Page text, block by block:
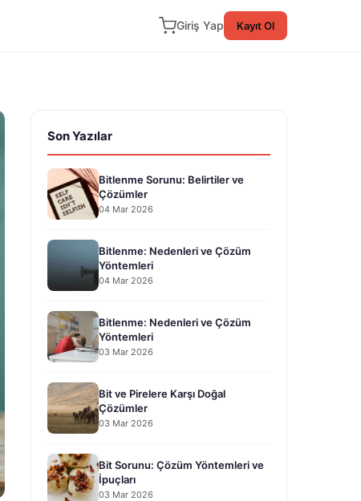
Giriş Yap Kayıt Ol
Son Yazılar
Bitlenme Sorunu: Belirtiler ve
Çözümler
04 Mar 2026
Bitlenme: Nedenleri ve Çözüm
Yöntemleri
04 Mar 2026
Bitlenme: Nedenleri ve Çözüm
Yöntemleri
03 Mar 2026
Bit ve Pirelere Karşı Doğal
Çözümler
03 Mar 2026
Bit Sorunu: Çözüm Yöntemleri ve
İpuçları
03 Mar 2026